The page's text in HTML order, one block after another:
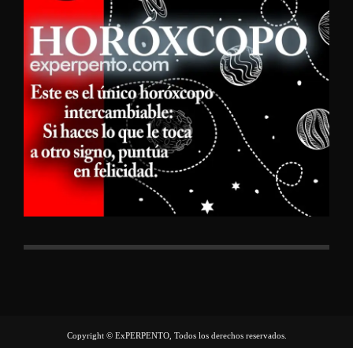
Copyright © ExPERPENTO, Todos los derechos reservados.